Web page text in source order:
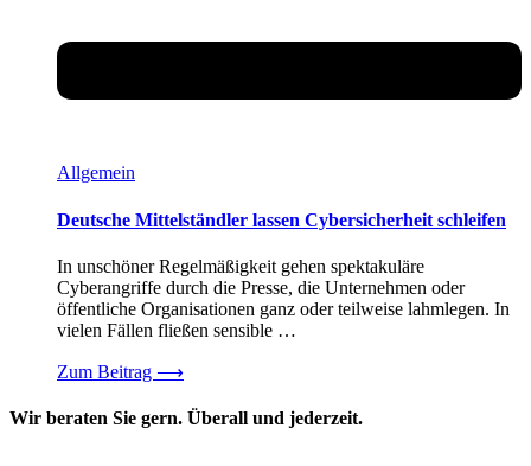
Allgemein
Deutsche Mittelständler lassen Cybersicherheit schleifen
In unschöner Regelmäßigkeit gehen spektakuläre
Cyberangriffe durch die Presse, die Unternehmen oder
öffentliche Organisationen ganz oder teilweise lahmlegen. In
vielen Fällen fließen sensible …
Zum Beitrag ⟶
Wir beraten Sie gern. Überall und jederzeit.